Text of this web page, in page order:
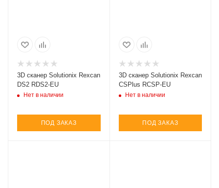
3D сканер Solutionix Rexcan
DS2 RDS2-EU
Нет в наличии
ПОД ЗАКАЗ
3D сканер Solutionix Rexcan
CSPlus RCSP-EU
Нет в наличии
ПОД ЗАКАЗ